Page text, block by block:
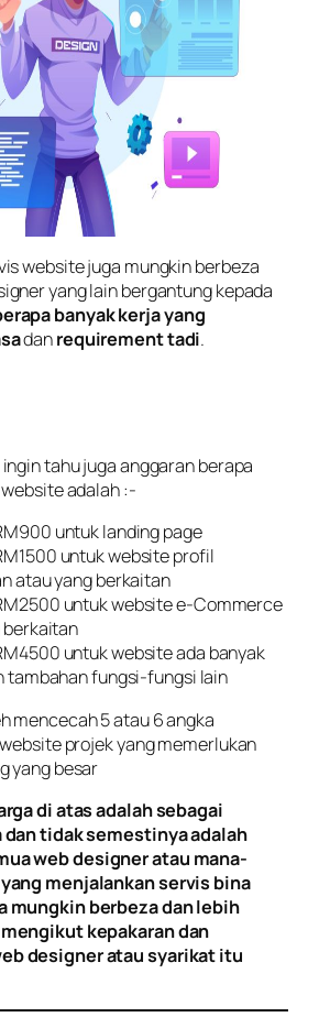
website juga mungkin berbeza
yang lain bergantung kepada
banyak kerja yang
danrequirement tadi.
tahu juga anggaran berapa
adalah :-
untuk landing page
untuk website profil
atau yang berkaitan
untuk website e-Commerce
untuk website ada banyak
tambahan fungsi-fungsi lain
mencecah 5 atau 6 angka
projek yang memerlukan
yang besar
di atas adalah sebagai
dan tidak semestinya adalah
web designer atau mana-
menjalankan servis bina
mungkin berbeza dan lebih
kepakaran dan
designer atau syarikat itu